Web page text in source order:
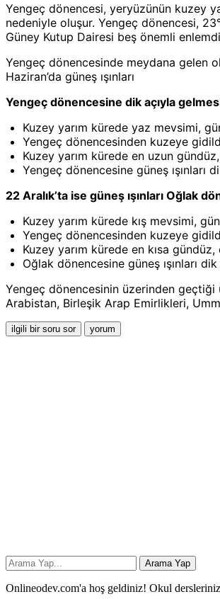
Yengeç dönencesi, yeryüzünün kuzey
nedeniyle oluşur. Yengeç dönencesi,
Güney Kutup Dairesi beş önemli
Yengeç dönencesinde meydana gelen
Haziran’da güneş ışınları
Yengeç dönencesine dik açıyla
Kuzey yarım kürede yaz mevsimi,
Yengeç dönencesinden kuzeye
Kuzey yarım kürede en uzun
Yengeç dönencesine güneş ışınları
22 Aralık’ta ise güneş ışınları Oğlak
Kuzey yarım kürede kış mevsimi,
Yengeç dönencesinden kuzeye
Kuzey yarım kürede en kısa
Oğlak dönencesine güneş ışınları
Yengeç dönencesinin üzerinden geçtiği
Arabistan, Birleşik Arap Emirlikleri,
Onlineodev.com'a hoş geldiniz! Okul